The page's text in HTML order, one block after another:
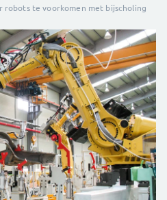
robots te voorkomen met bijscholing